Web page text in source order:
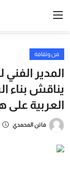
الرئيسية
الخليج
العالم
الرياضة
فن وثقافة
المدير
يناقش بناء
العربية
فاتن المحمدي